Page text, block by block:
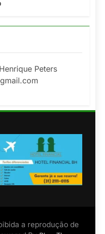
Peters
a reprodução de